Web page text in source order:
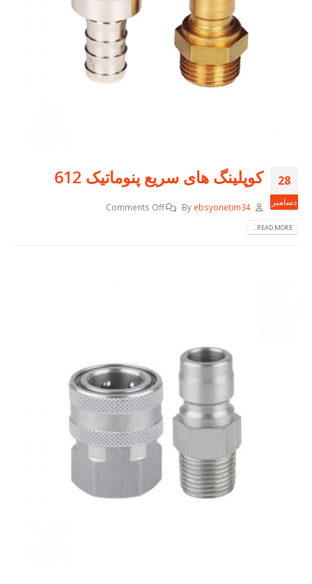
28
دسامبر
کوپلینگ های سریع پنوماتیک 612
By ebsyonetim34
Comments Off
READ MORE...